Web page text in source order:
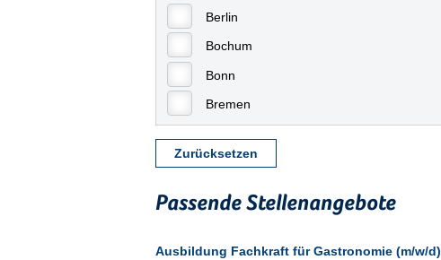
Berlin
Bochum
Bonn
Bremen
Celle
Chemnitz
Dresden
Zurücksetzen
Passende Stellenangebote
Ausbildung Fachkraft für Gastronomie (m/w/d)